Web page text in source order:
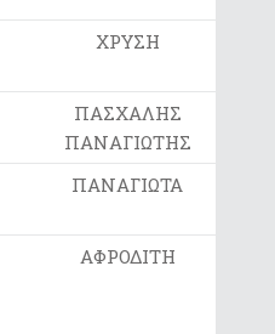
ΧΡΥΣΗ
ΠΑΣΧΑΛΗΣ
ΠΑΝΑΓΙΩΤΗΣ
ΠΑΝΑΓΙΩΤΑ
ΑΦΡΟΔΙΤΗ